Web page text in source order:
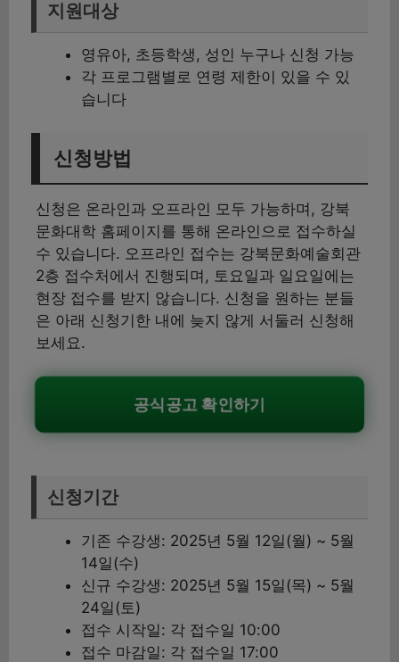
지원대상
영유아, 초등학생, 성인 누구나 신청 가능
각 프로그램별로 연령 제한이 있을 수 있
습니다
신청방법
신청은 온라인과 오프라인 모두 가능하며, 강북
문화대학 홈페이지를 통해 온라인으로 접수하실
수 있습니다. 오프라인 접수는 강북문화예술회관
2층 접수처에서 진행되며, 토요일과 일요일에는
현장 접수를 받지 않습니다. 신청을 원하는 분들
은 아래 신청기한 내에 늦지 않게 서둘러 신청해
보세요.
공식공고 확인하기
신청기간
기존 수강생: 2025년 5월 12일(월) ~ 5월
14일(수)
신규 수강생: 2025년 5월 15일(목) ~ 5월
24일(토)
접수 시작일: 각 접수일 10:00
접수 마감일: 각 접수일 17:00